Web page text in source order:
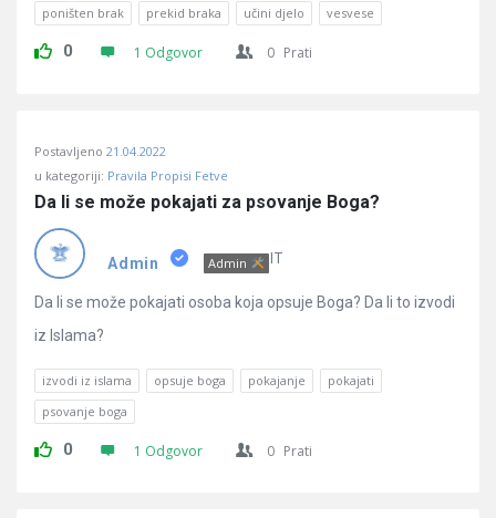
poništen brak
prekid braka učini djelo vesvese
0 1 Odgovor 0 Prati
Postavljeno 21.04.2022
u kategoriji: Pravila Propisi Fetve
Da li se može pokajati za psovanje Boga?
Admin Admin IT
Da li se može pokajati osoba koja opsuje Boga? Da li to izvodi
iz Islama?
izvodi iz islama opsuje boga pokajanje
pokajati
psovanje boga
0 1 Odgovor 0 Prati